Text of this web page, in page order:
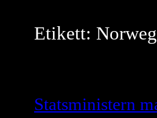
Etikett:
Statsministern